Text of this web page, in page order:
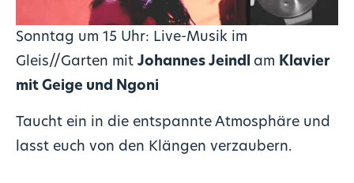
Sonntag um 15 Uhr: Live-Musik im
Gleis//Garten mit Johannes Jeindl am Klavier
mit Geige und Ngoni
Taucht ein in die entspannte Atmosphäre und
lasst euch von den Klängen verzaubern.